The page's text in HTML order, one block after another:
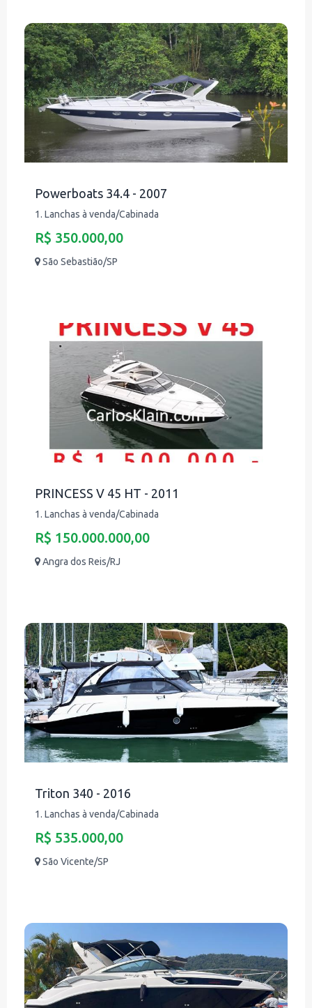
Powerboats 34.4 - 2007
1. Lanchas à venda/Cabinada
R$ 350.000,00
São Sebastião/SP
PRINCESS V 45 HT - 2011
1. Lanchas à venda/Cabinada
R$ 150.000.000,00
Angra dos Reis/RJ
Triton 340 - 2016
1. Lanchas à venda/Cabinada
R$ 535.000,00
São Vicente/SP